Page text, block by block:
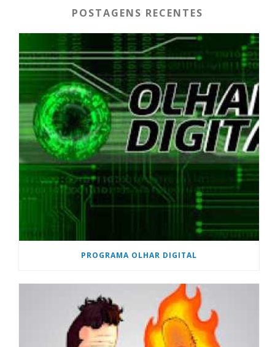
POSTAGENS RECENTES
PROGRAMA OLHAR DIGITAL